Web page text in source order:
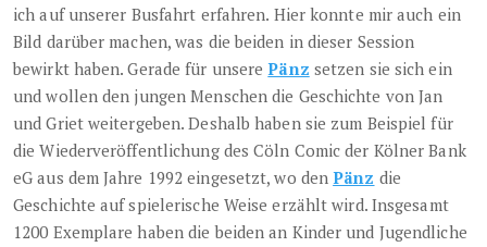
ich auf unserer Busfahrt erfahren. Hier konnte mir auch ein
Bild darüber machen, was die beiden in dieser Session
bewirkt haben. Gerade für unserePänz setzen sie sich ein
und wollen den jungen Menschen die Geschichte von Jan
und Griet weitergeben. Deshalb haben sie zum Beispiel für
die Wiederveröffentlichung des Cöln Comic der Kölner Bank
eG aus dem Jahre 1992 eingesetzt, wo denPänz die
Geschichte auf spielerische Weise erzählt wird. Insgesamt
1200 Exemplare haben die beiden an Kinder und Jugendliche